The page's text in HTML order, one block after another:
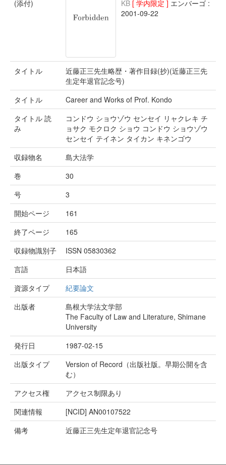
(添付)
KB [ 学内限定 ] エンバーゴ :
2001-09-22
タイトル
近藤正三先生略歴・著作目録(抄)(近藤正三先
生定年退官記念号)
タイトル
Career and Works of Prof. Kondo
タイトル 読
み
コンドウ ショウゾウ センセイ リャクレキ チ
ョサク モクロク ショウ コンドウ ショウゾウ
センセイ テイネン タイカン キネンゴウ
収録物名
島大法学
巻
30
号
3
開始ページ
161
終了ページ
165
収録物識別子
ISSN 05830362
言語
日本語
資源タイプ
紀要論文
出版者
島根大学法文学部
The Faculty of Law and Literature, Shimane
University
発行日
1987-02-15
出版タイプ
Version of Record（出版社版。早期公開を含
む）
アクセス権
アクセス制限あり
関連情報
[NCID] AN00107522
備考
近藤正三先生定年退官記念号